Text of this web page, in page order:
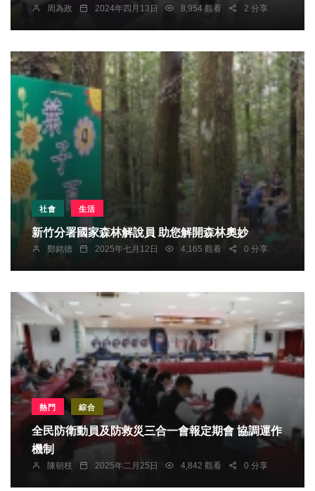
周為政 2024年四月13日 8,954 觀看 2 分享
社會 生活
新竹分署國家森林解說員 助您解開森林奧妙
鄭銘德 2025年七月12日 4,165 觀看 0 分享
熱門 綜合
全民防衛動員及防救災三合一會報定期會 協調運作
機制
陳朝枝 2025年二月25日 4,842 觀看 0 分享